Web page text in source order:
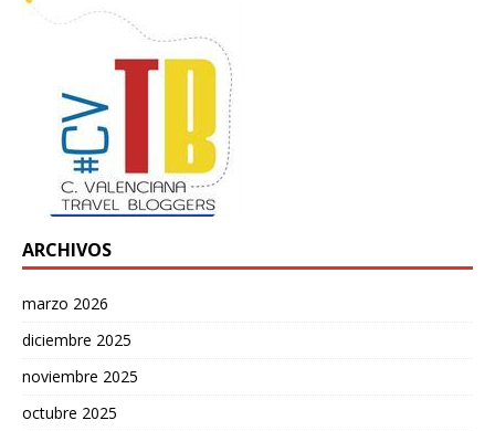
ARCHIVOS
marzo 2026
diciembre 2025
noviembre 2025
octubre 2025